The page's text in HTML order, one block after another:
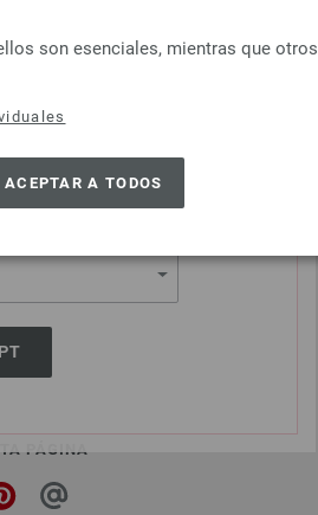
of America
son esenciales, mientras que otros
ACEPTAR A TODOS
Lana Grossa
96 % Algodón, 4 % Poliéster (elité)
PÁGINA